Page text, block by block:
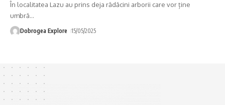
În localitatea Lazu au prins deja rădăcini arborii care vor ține
umbră…
Dobrogea Explore 15/05/2025